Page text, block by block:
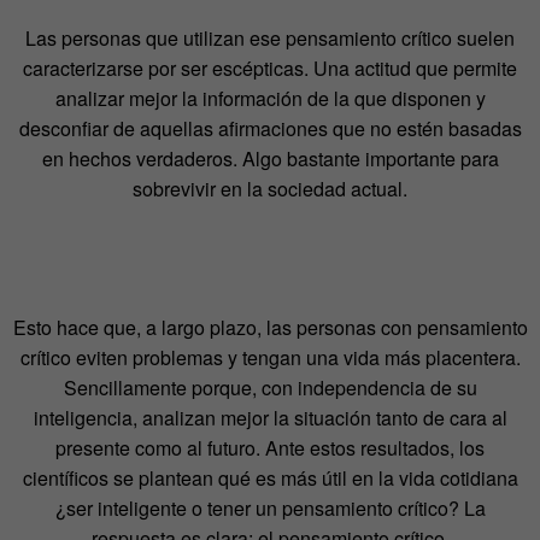
Las personas que utilizan ese pensamiento crítico suelen
caracterizarse por ser escépticas. Una actitud que permite
analizar mejor la información de la que disponen y
desconfiar de aquellas afirmaciones que no estén basadas
en hechos verdaderos. Algo bastante importante para
sobrevivir en la sociedad actual.
Esto hace que, a largo plazo, las personas con pensamiento
crítico eviten problemas y tengan una vida más placentera.
Sencillamente porque, con independencia de su
inteligencia, analizan mejor la situación tanto de cara al
presente como al futuro. Ante estos resultados, los
científicos se plantean qué es más útil en la vida cotidiana
¿ser inteligente o tener un pensamiento crítico? La